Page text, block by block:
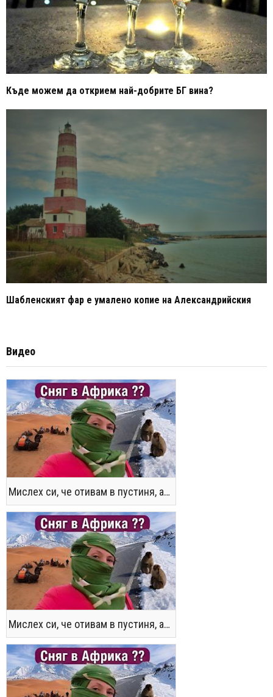
Къде можем да открием най-добрите БГ вина?
Шабленският фар е умалено копие на Александрийския
Видео
Мислех си, че отивам в пустиня, а се озовах в снега !! / Not the Morocco You Know
Мислех си, че отивам в пустиня, а се озовах в снега !! / Not the Morocco You Know